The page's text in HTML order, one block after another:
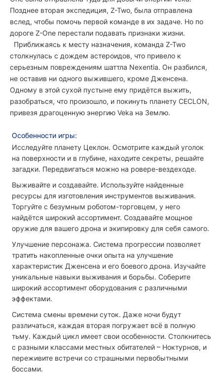
Позднее вторая экспедиция, Z-Two, была отправлена
вслед, чтобы помочь первой команде в их задаче. Но по
дороге Z-One перестали подавать признаки жизни.
Приближаясь к месту назначения, команда Z-Two
столкнулась с дождем астероидов, что привело к
серьезным повреждениям шаттла Nexentia. Он разбился,
не оставив ни одного выжившего, кроме Дженсена.
Одному в этой сухой пустыне ему придётся выжить,
разобраться, что произошло, и покинуть планету CECLON,
привезя драгоценную энергию Veka на Землю.
Особенности игры:
Исследуйте планету Цеклон. Осмотрите каждый уголок
на поверхности и в глубине, находите секреты, решайте
загадки. Передвигаться можно на ровере-вездеходе.
Выживайте и создавайте. Используйте найденные
ресурсы для изготовления инструментов выживания.
Торгуйте с безумным роботом-торговцем, у него
найдётся широкий ассортимент. Создавайте мощное
оружие для вашего дрона и экипировку для себя самого.
Улучшение персонажа. Система прогрессии позволяет
тратить накопленные очки опыта на улучшение
характеристик Дженсена и его боевого дрона. Изучайте
уникальные навыки выживания и борьбы. Соберите
широкий ассортимент оборудования с различными
эффектами.
Система смены времени суток. Даже ночи будут
различаться, каждая вторая погружает всё в полную
тьму. Каждый цикл имеет свои особенности. Столкнитесь
с разными классами местных обитателей – Ноктурнов, и
переживите встречи со страшными первобытными
боссами.